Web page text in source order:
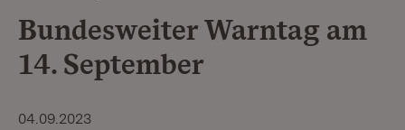
Bundesweiter Warntag am
14. September
04.09.2023